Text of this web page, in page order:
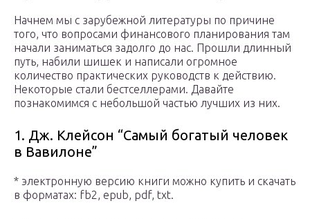
Начнем мы с зарубежной литературы по причине
того, что вопросами финансового планирования там
начали заниматься задолго до нас. Прошли длинный
путь, набили шишек и написали огромное
количество практических руководств к действию.
Некоторые стали бестселлерами. Давайте
познакомимся с небольшой частью лучших из них.
1. Дж. Клейсон “Самый богатый человек
в Вавилоне”
* электронную версию книги можно купить и скачать
в форматах: fb2, epub, pdf, txt.